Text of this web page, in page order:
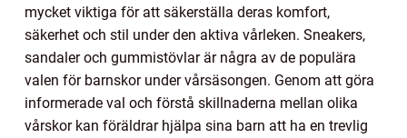
mycket viktiga för att säkerställa deras komfort,
säkerhet och stil under den aktiva vårleken. Sneakers,
sandaler och gummistövlar är några av de populära
valen för barnskor under vårsäsongen. Genom att göra
informerade val och förstå skillnaderna mellan olika
vårskor kan föräldrar hjälpa sina barn att ha en trevlig